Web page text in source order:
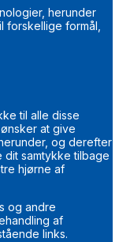
herunder
forskellige formål,
til alle disse
at give
og derefter
dit samtykke tilbage
hjørne af
og andre
af
links.